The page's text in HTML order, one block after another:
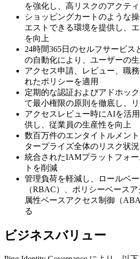
を強化し、高リスクのアクテ
ショッピングカートのような
エストできる環境を提供し、
を向上
24時間365日のセルフサービス
の自動化により、ユーザーの
アクセス申請、レビュー、職
れたポリシーを適用
定期的な認証およびアドホッ
て最小権限の原則を徹底し、
アクセスレビュー時にAIを活
供し、従業員の生産性を向上
数百万件のエンタイトルメン
タープライズ全体のリスク状
統合されたIAMプラットフォ
トを削減
管理負荷を軽減し、ロールベ
（RBAC）、ポリシーベース
属性ベースアクセス制御（
る
ビジネスバリュー